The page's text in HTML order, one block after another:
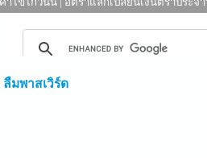
ลืมพาสเวิร์ด